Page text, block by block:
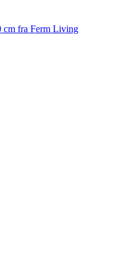
cm fra Ferm Living